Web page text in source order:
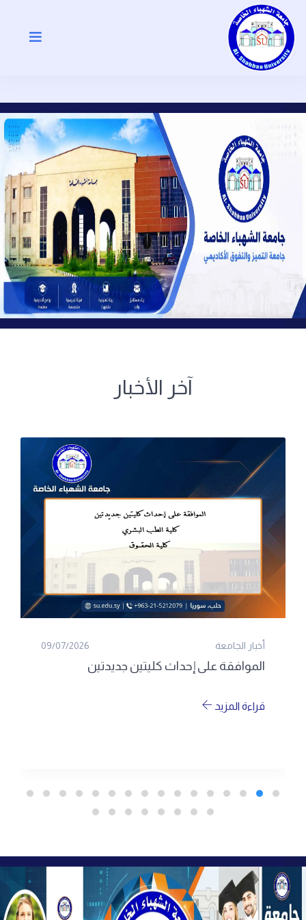
آخر الأخبار
أخبار الجامعة 09/07/2026
الموافقة على إحداث كليتين جديدتين
قراءة المزيد